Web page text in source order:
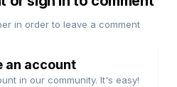
in order to leave a comment
an account
in our community. It's easy!